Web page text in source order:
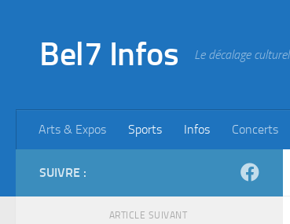
Bel7 Infos Le décalage culturel
Arts & Expos Sports Infos Concerts
SUIVRE :
ARTICLE SUIVANT